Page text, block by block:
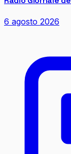
6 agosto 2026